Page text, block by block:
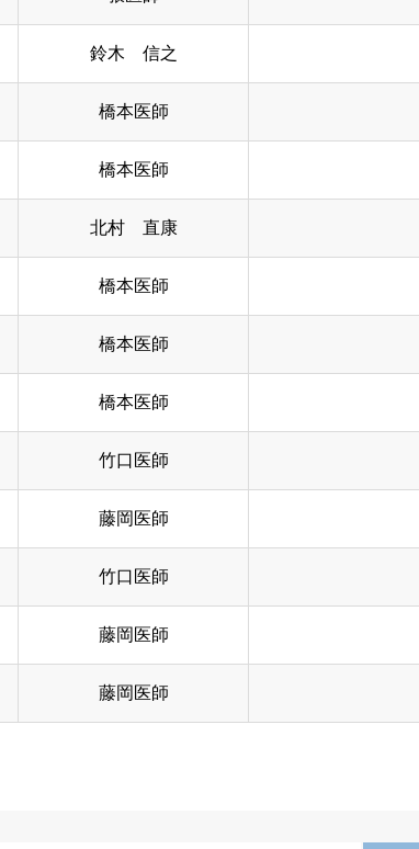
鈴木 信之
橋本医師
橋本医師
北村 直康
橋本医師
橋本医師
橋本医師
竹口医師
藤岡医師
竹口医師
藤岡医師
藤岡医師